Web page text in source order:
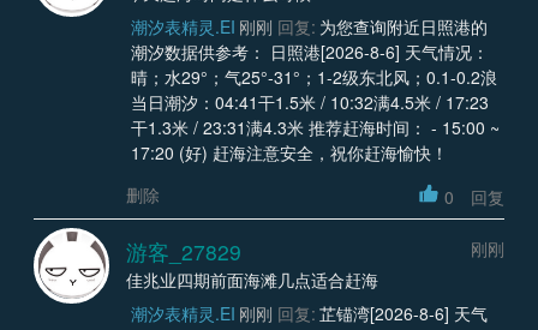
潮汐表精灵.EI 刚刚 回复: 为您查询附近日照港的
潮汐数据供参考： 日照港[2026-8-6] 天气情况：
晴；水29°；气25°-31°；1-2级东北风；0.1-0.2浪
当日潮汐：04:41干1.5米 / 10:32满4.5米 / 17:23
干1.3米 / 23:31满4.3米 推荐赶海时间： - 15:00 ~
17:20 (好) 赶海注意安全，祝你赶海愉快！
删除
0 回复
游客_27829
刚刚
佳兆业四期前面海滩几点适合赶海
潮汐表精灵.EI 刚刚 回复: 芷锚湾[2026-8-6] 天气